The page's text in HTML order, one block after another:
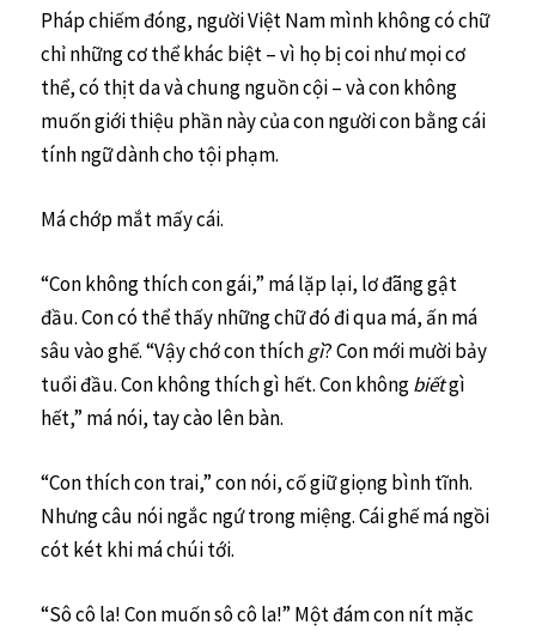
Pháp chiếm đóng, người Việt Nam mình không có chữ
chỉ những cơ thể khác biệt – vì họ bị coi như mọi cơ
thể, có thịt da và chung nguồn cội – và con không
muốn giới thiệu phần này của con người con bằng cái
tính ngữ dành cho tội phạm.
Má chớp mắt mấy cái.
“Con không thích con gái,” má lặp lại, lơ đãng gật
đầu. Con có thể thấy những chữ đó đi qua má, ấn má
sâu vào ghế. “Vậy chớ con thíchgì? Con mới mười bảy
tuổi đầu. Con không thích gì hết. Con khôngbiếtgì
hết,” má nói, tay cào lên bàn.
“Con thích con trai,” con nói, cố giữ giọng bình tĩnh.
Nhưng câu nói ngắc ngứ trong miệng. Cái ghế má ngồi
cót két khi má chúi tới.
“Sô cô la! Con muốn sô cô la!” Một đám con nít mặc